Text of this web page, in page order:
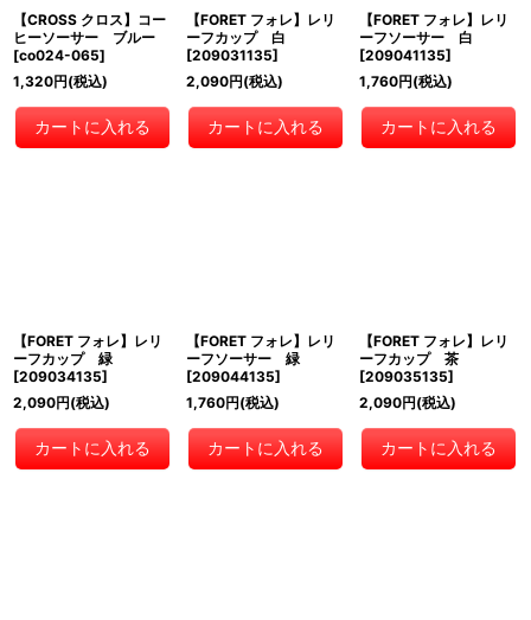
【CROSS クロス】コー
ヒーソーサー ブルー
[co024-065]
1,320円(税込)
カートに入れる
【FORET フォレ】レリ
ーフカップ 白
[209031135]
2,090円(税込)
カートに入れる
【FORET フォレ】レリ
ーフソーサー 白
[209041135]
1,760円(税込)
カートに入れる
【FORET フォレ】レリ
ーフカップ 緑
[209034135]
2,090円(税込)
カートに入れる
【FORET フォレ】レリ
ーフソーサー 緑
[209044135]
1,760円(税込)
カートに入れる
【FORET フォレ】レリ
ーフカップ 茶
[209035135]
2,090円(税込)
カートに入れる